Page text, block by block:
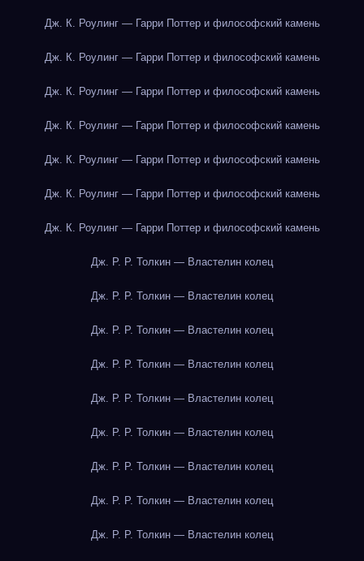
Дж. К. Роулинг — Гарри Поттер и философский камень
Дж. К. Роулинг — Гарри Поттер и философский камень
Дж. К. Роулинг — Гарри Поттер и философский камень
Дж. К. Роулинг — Гарри Поттер и философский камень
Дж. К. Роулинг — Гарри Поттер и философский камень
Дж. К. Роулинг — Гарри Поттер и философский камень
Дж. К. Роулинг — Гарри Поттер и философский камень
Дж. Р. Р. Толкин — Властелин колец
Дж. Р. Р. Толкин — Властелин колец
Дж. Р. Р. Толкин — Властелин колец
Дж. Р. Р. Толкин — Властелин колец
Дж. Р. Р. Толкин — Властелин колец
Дж. Р. Р. Толкин — Властелин колец
Дж. Р. Р. Толкин — Властелин колец
Дж. Р. Р. Толкин — Властелин колец
Дж. Р. Р. Толкин — Властелин колец